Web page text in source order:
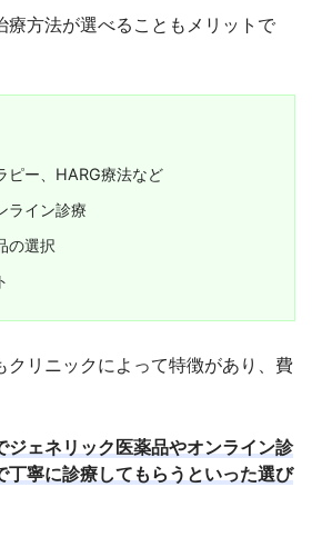
療方法が選べることもメリットで
ピー、HARG療法など
ライン診療
の選択
クリニックによって特徴があり、費
ジェネリック医薬品やオンライン診
丁寧に診療してもらうといった選び